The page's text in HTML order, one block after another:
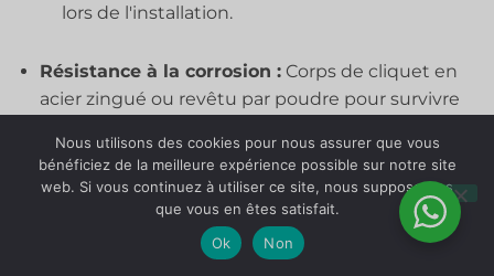
lors de l'installation.
Résistance à la corrosion : Corps de cliquet en
acier zingué ou revêtu par poudre pour survivre
Parcourir les solutions
Nous utilisons des cookies pour nous assurer que vous
bénéficiez de la meilleure expérience possible sur notre site
web. Si vous continuez à utiliser ce site, nous supposerons
que vous en êtes satisfait.
Ok
Non